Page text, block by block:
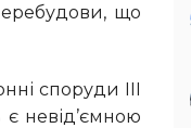
що
невід’ємною